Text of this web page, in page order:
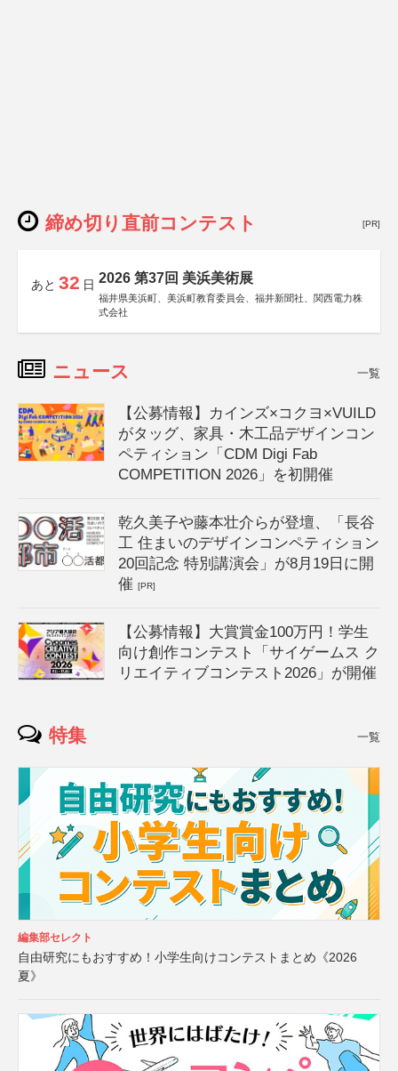
締め切り直前コンテスト [PR]
あと 32 日 2026 第37回 美浜美術展
福井県美浜町、美浜町教育委員会、福井新聞社、関西電力株
式会社
ニュース 一覧
【公募情報】カインズ×コクヨ×VUILD
がタッグ、家具・木工品デザインコン
ペティション「CDM Digi Fab
COMPETITION 2026」を初開催
乾久美子や藤本壮介らが登壇、「長谷
工 住まいのデザインコンペティション
20回記念 特別講演会」が8月19日に開
催[PR]
【公募情報】大賞賞金100万円！学生
向け創作コンテスト「サイゲームス ク
リエイティブコンテスト2026」が開催
特集 一覧
編集部セレクト
自由研究にもおすすめ！小学生向けコンテストまとめ《2026
夏》